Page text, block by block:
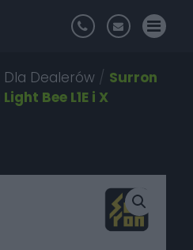
Dla Dealerów / Surron
Bee L1E i X